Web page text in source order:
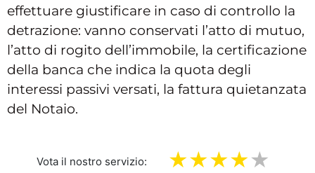
effettuare giustificare in caso di controllo la
detrazione: vanno conservati l’atto di mutuo,
l’atto di rogito dell’immobile, la certificazione
della banca che indica la quota degli
interessi passivi versati, la fattura quietanzata
del Notaio.
Vota il nostro servizio: